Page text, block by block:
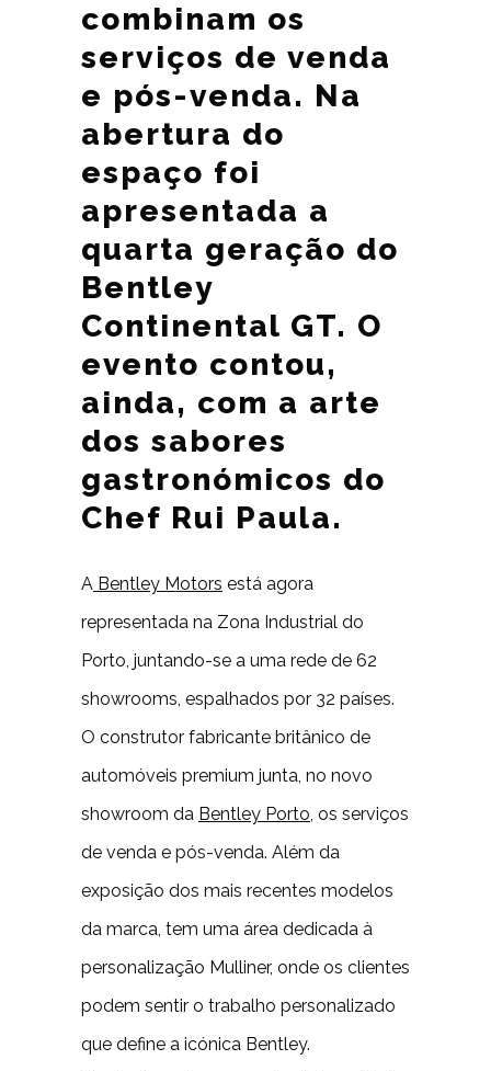
combinam os
serviços de venda
e pós-venda. Na
abertura do
espaço foi
apresentada a
quarta geração do
Bentley
Continental GT. O
evento contou,
ainda, com a arte
dos sabores
gastronómicos do
Chef Rui Paula.
A Bentley Motors está agora
representada na Zona Industrial do
Porto, juntando-se a uma rede de 62
showrooms, espalhados por 32 países.
O construtor fabricante britânico de
automóveis premium junta, no novo
showroom da Bentley Porto, os serviços
de venda e pós-venda. Além da
exposição dos mais recentes modelos
da marca, tem uma área dedicada à
personalização Mulliner, onde os clientes
podem sentir o trabalho personalizado
que define a icónica Bentley.